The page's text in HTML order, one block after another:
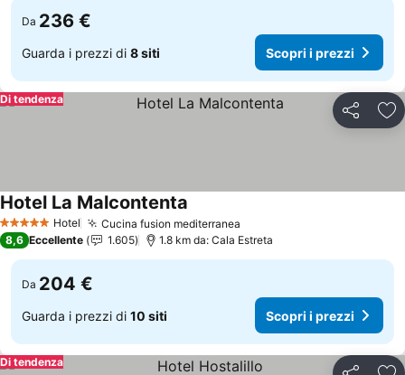
Da 236 €
Guarda i prezzi di 8 siti Scopri i prezzi
Condividi
Di tendenza
5 Stelle Hotel Cucina fusion mediterranea
Hotel La Malcontenta
8,6 Eccellente 1.605 1.8 km da: Cala Estreta
Da 204 €
Guarda i prezzi di 10 siti Scopri i prezzi
Di tendenza